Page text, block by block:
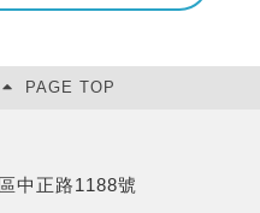
PAGE TOP
中正路1188號